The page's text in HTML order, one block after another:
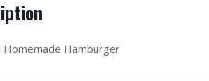
Homemade Hamburger